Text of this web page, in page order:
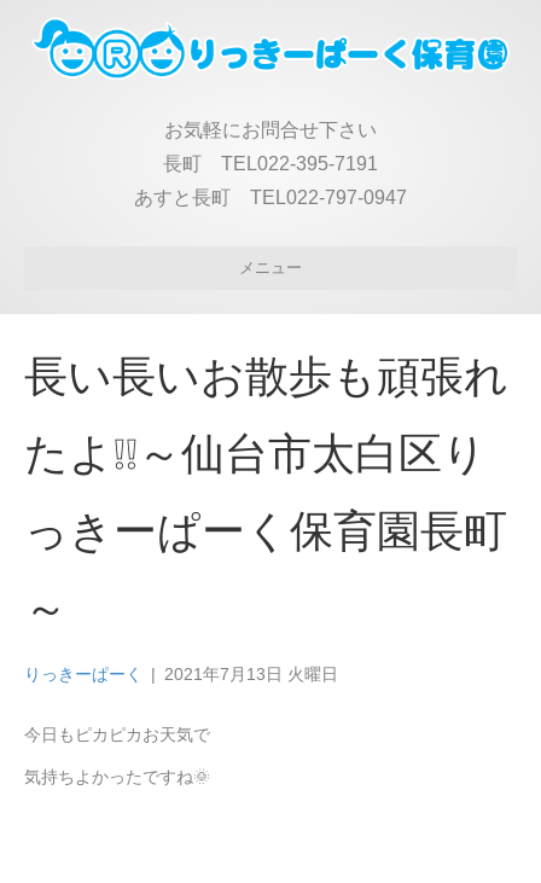
お気軽にお問合せ下さい
長町 TEL022-395-7191
あすと長町 TEL022-797-0947
メニュー
長い長いお散歩も頑張れ
たよ❕❕～仙台市太白区り
っきーぱーく保育園長町
～
りっきーぱーく | 2021年7月13日 火曜日
今日もピカピカお天気で
気持ちよかったですね🌞